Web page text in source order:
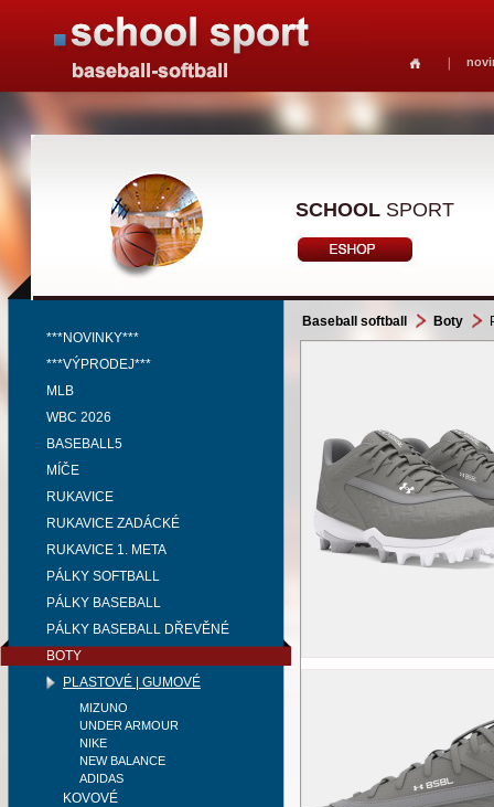
SCHOOL SPORT
***NOVINKY***
***VÝPRODEJ***
MLB
WBC 2026
BASEBALL5
MÍČE
RUKAVICE
RUKAVICE ZADÁCKÉ
RUKAVICE 1. META
PÁLKY SOFTBALL
PÁLKY BASEBALL
PÁLKY BASEBALL DŘEVĚNÉ
BOTY
PLASTOVÉ | GUMOVÉ
MIZUNO
UNDER ARMOUR
NIKE
NEW BALANCE
ADIDAS
KOVOVÉ
Baseball softball Boty